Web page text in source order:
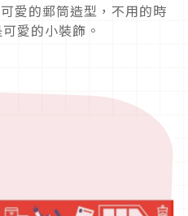
愛的郵筒造型，不用的時
愛的小裝飾。